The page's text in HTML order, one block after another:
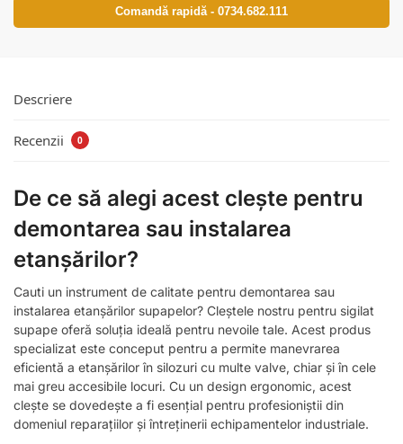
Comandă rapidă - 0734.682.111
Descriere
Recenzii 0
De ce să alegi acest clește pentru
demontarea sau instalarea
etanșărilor?
Cauti un instrument de calitate pentru demontarea sau
instalarea etanșărilor supapelor? Cleștele nostru pentru sigilat
supape oferă soluția ideală pentru nevoile tale. Acest produs
specializat este conceput pentru a permite manevrarea
eficientă a etanșărilor în silozuri cu multe valve, chiar și în cele
mai greu accesibile locuri. Cu un design ergonomic, acest
clește se dovedește a fi esențial pentru profesioniștii din
domeniul reparațiilor și întreținerii echipamentelor industriale.